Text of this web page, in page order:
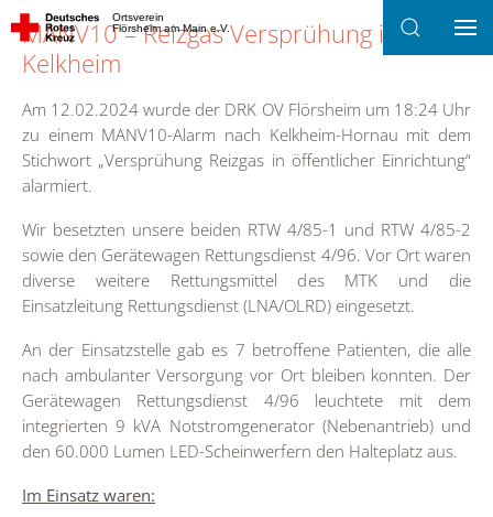
Zum Hauptinhalt springen
Ortsverein
Flörsheim am Main e.V.
MANV10 – Reizgas Versprühung in
Kelkheim
Am 12.02.2024 wurde der DRK OV Flörsheim um 18:24 Uhr
zu einem MANV10-Alarm nach Kelkheim-Hornau mit dem
Stichwort „Versprühung Reizgas in öffentlicher Einrichtung“
alarmiert.
Wir besetzten unsere beiden RTW 4/85-1 und RTW 4/85-2
sowie den Gerätewagen Rettungsdienst 4/96. Vor Ort waren
diverse weitere Rettungsmittel des MTK und die
Einsatzleitung Rettungsdienst (LNA/OLRD) eingesetzt.
An der Einsatzstelle gab es 7 betroffene Patienten, die alle
nach ambulanter Versorgung vor Ort bleiben konnten. Der
Gerätewagen Rettungsdienst 4/96 leuchtete mit dem
integrierten 9 kVA Notstromgenerator (Nebenantrieb) und
den 60.000 Lumen LED-Scheinwerfern den Halteplatz aus.
Im Einsatz waren: